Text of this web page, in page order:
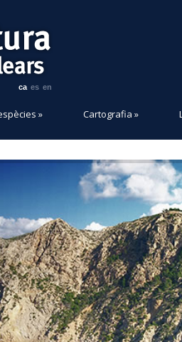
ca es en
» Cartografia »